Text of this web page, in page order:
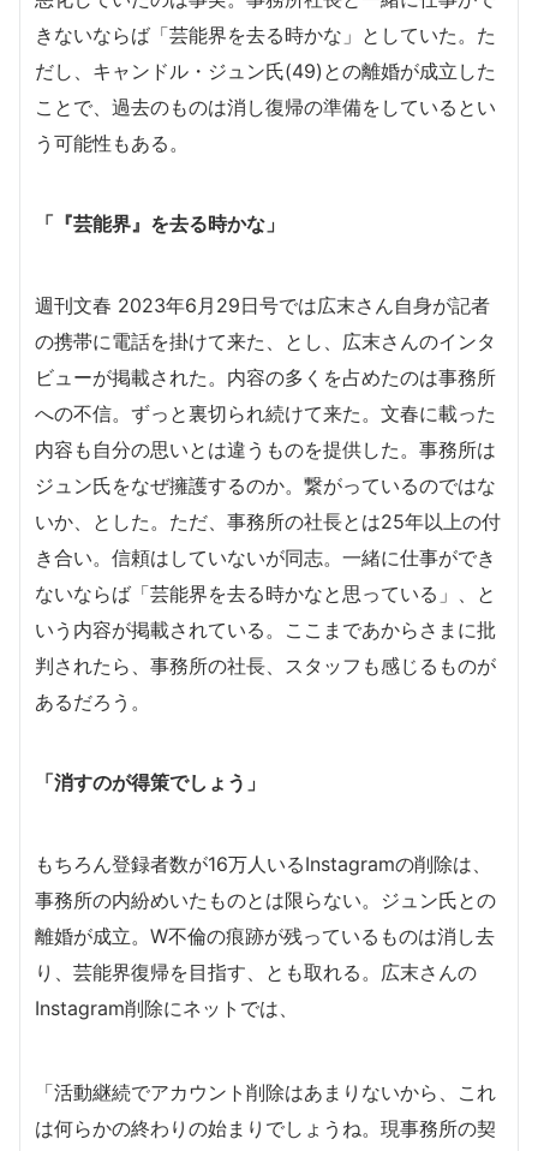
きないならば「芸能界を去る時かな」としていた。た
だし、キャンドル・ジュン氏(49)との離婚が成立した
ことで、過去のものは消し復帰の準備をしているとい
う可能性もある。
「『芸能界』を去る時かな」
週刊文春 2023年6月29日号では広末さん自身が記者
の携帯に電話を掛けて来た、とし、広末さんのインタ
ビューが掲載された。内容の多くを占めたのは事務所
への不信。ずっと裏切られ続けて来た。文春に載った
内容も自分の思いとは違うものを提供した。事務所は
ジュン氏をなぜ擁護するのか。繋がっているのではな
いか、とした。ただ、事務所の社長とは25年以上の付
き合い。信頼はしていないが同志。一緒に仕事ができ
ないならば「芸能界を去る時かなと思っている 」 、と
いう内容が掲載されている。ここまであからさまに批
判されたら、事務所の社長、スタッフも感じるものが
あるだろう。
「消すのが得策でしょう」
もちろん登録者数が16万人いるInstagramの削除は、
事務所の内紛めいたものとは限らない。ジュン氏との
離婚が成立。W不倫の痕跡が残っているものは消し去
り、芸能界復帰を目指す、とも取れる。広末さんの
Instagram削除にネットでは、
「活動継続でアカウント削除はあまりないから、これ
は何らかの終わりの始まりでしょうね。現事務所の契